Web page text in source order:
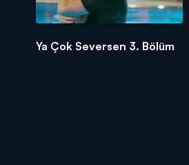
Ya Çok Seversen 3. Bölüm